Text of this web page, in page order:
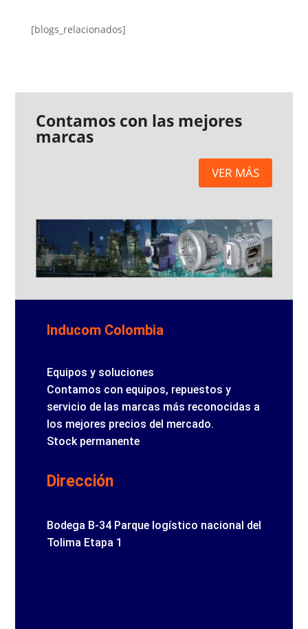
[blogs_relacionados]
Contamos con las mejores
marcas
VER MÁS
Inducom Colombia
Equipos y soluciones
Contamos con equipos, repuestos y
servicio de las marcas más reconocidas a
los mejores precios del mercado.
Stock permanente
Dirección
Bodega B-34 Parque logístico nacional del
Tolima Etapa 1